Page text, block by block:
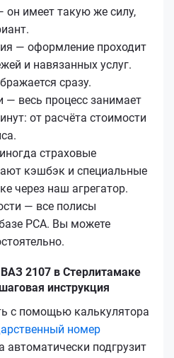
он имеет такую же силу,
— оформление проходит
и навязанных услуг.
сразу.
весь процесс занимает
от расчёта стоимости
страховые
кэшбэк и специальные
через наш агрегатор.
— все полисы
РСА. Вы можете
2107 в Стерлитамаке
инструкция
с помощью калькулятора
номер
автоматически подгрузит